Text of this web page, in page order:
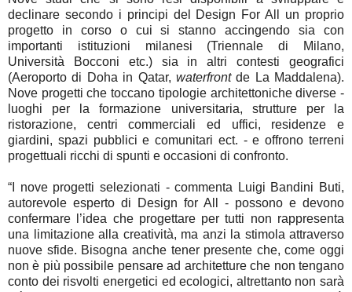
declinare secondo i principi del Design For All un proprio
progetto in corso o cui si stanno accingendo sia con
importanti istituzioni milanesi (Triennale di Milano,
Università Bocconi etc.) sia in altri contesti geografici
(Aeroporto di Doha in Qatar, waterfrontde La Maddalena).
Nove progetti che toccano tipologie architettoniche diverse -
luoghi per la formazione universitaria, strutture per la
ristorazione, centri commerciali ed uffici, residenze e
giardini, spazi pubblici e comunitari ect. - e offrono terreni
progettuali ricchi di spunti e occasioni di confronto.
“I nove progetti selezionati - commenta Luigi Bandini Buti,
autorevole esperto di Design for All - possono e devono
confermare l’idea che progettare per tutti non rappresenta
una limitazione alla creatività, ma anzi la stimola attraverso
nuove sfide. Bisogna anche tener presente che, come oggi
non è più possibile pensare ad architetture che non tengano
conto dei risvolti energetici ed ecologici, altrettanto non sarà